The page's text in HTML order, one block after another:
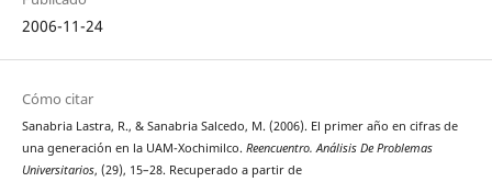
2006-11-24
Cómo citar
Sanabria Lastra, R., & Sanabria Salcedo, M. (2006). El primer año en cifras de
una generación en la UAM-Xochimilco. Reencuentro. Análisis De Problemas
Universitarios, (29), 15–28. Recuperado a partir de